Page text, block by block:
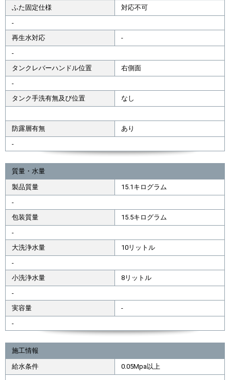
ふた固定仕様
対応不可
-
再生水対応
-
-
タンクレバーハンドル位置
右側面
-
タンク手洗有無及び位置
なし
防露層有無
あり
-
質量・水量
製品質量
15.1キログラム
-
包装質量
15.5キログラム
-
大洗浄水量
10リットル
-
小洗浄水量
8リットル
-
実容量
-
-
施工情報
給水条件
0.05Mpa以上